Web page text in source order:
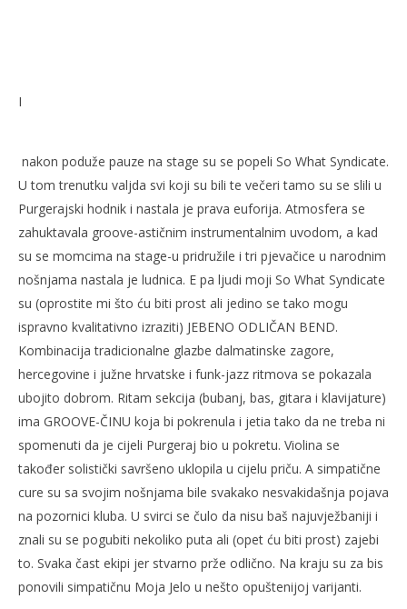
I
nakon poduže pauze na stage su se popeli So What Syndicate.
U tom trenutku valjda svi koji su bili te večeri tamo su se slili u
Purgerajski hodnik i nastala je prava euforija. Atmosfera se
zahuktavala groove-astičnim instrumentalnim uvodom, a kad
su se momcima na stage-u pridružile i tri pjevačice u narodnim
nošnjama nastala je ludnica. E pa ljudi moji So What Syndicate
su (oprostite mi što ću biti prost ali jedino se tako mogu
ispravno kvalitativno izraziti) JEBENO ODLIČAN BEND.
Kombinacija tradicionalne glazbe dalmatinske zagore,
hercegovine i južne hrvatske i funk-jazz ritmova se pokazala
ubojito dobrom. Ritam sekcija (bubanj, bas, gitara i klavijature)
ima GROOVE-ČINU koja bi pokrenula i jetia tako da ne treba ni
spomenuti da je cijeli Purgeraj bio u pokretu. Violina se
također solistički savršeno uklopila u cijelu priču. A simpatične
cure su sa svojim nošnjama bile svakako nesvakidašnja pojava
na pozornici kluba. U svirci se čulo da nisu baš najuvježbaniji i
znali su se pogubiti nekoliko puta ali (opet ću biti prost) zajebi
to. Svaka čast ekipi jer stvarno prže odlično. Na kraju su za bis
ponovili simpatičnu Moja Jelo u nešto opuštenijoj varijanti.